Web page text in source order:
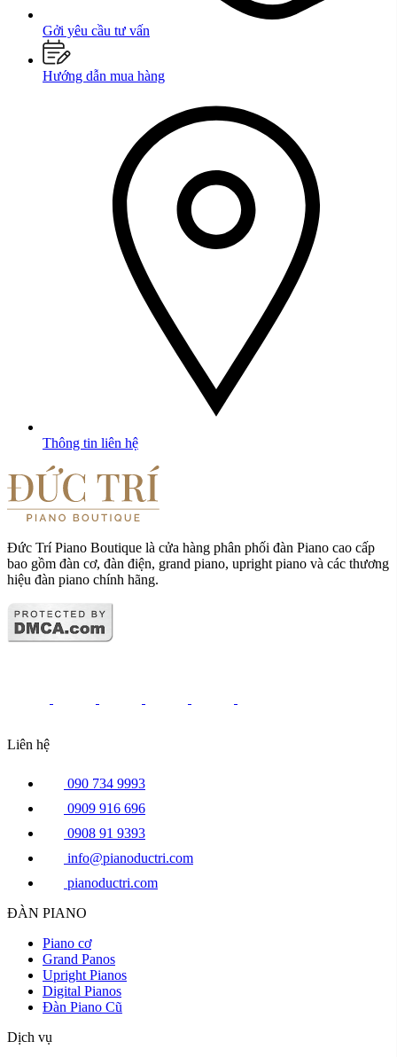
Gởi yêu cầu tư vấn
Hướng dẫn mua hàng
Thông tin liên hệ
Đức Trí Piano Boutique là cửa hàng phân phối đàn Piano cao cấp
bao gồm đàn cơ, đàn điện, grand piano, upright piano và các thương
hiệu đàn piano chính hãng.
Liên hệ
090 734 9993
0909 916 696
0908 91 9393
info@pianoductri.com
pianoductri.com
ĐÀN PIANO
Piano cơ
Grand Panos
Upright Pianos
Digital Pianos
Đàn Piano Cũ
Dịch vụ